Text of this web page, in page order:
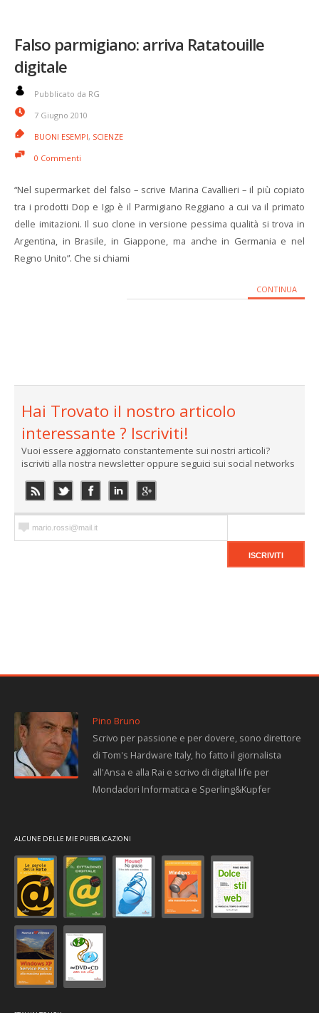
Falso parmigiano: arriva Ratatouille
digitale
Pubblicato da RG
7 Giugno 2010
BUONI ESEMPI, SCIENZE
0 Commenti
“Nel supermarket del falso – scrive Marina Cavallieri – il più copiato
tra i prodotti Dop e Igp è il Parmigiano Reggiano a cui va il primato
delle imitazioni. Il suo clone in versione pessima qualità si trova in
Argentina, in Brasile, in Giappone, ma anche in Germania e nel
Regno Unito”. Che si chiami
CONTINUA
Hai Trovato il nostro articolo
interessante ? Iscriviti!
Vuoi essere aggiornato constantemente sui nostri articoli?
iscriviti alla nostra newsletter oppure seguici sui social networks
Pino Bruno
Scrivo per passione e per dovere, sono direttore
di Tom's Hardware Italy, ho fatto il giornalista
all'Ansa e alla Rai e scrivo di digital life per
Mondadori Informatica e Sperling&Kupfer
ALCUNE DELLE MIE PUBBLICAZIONI